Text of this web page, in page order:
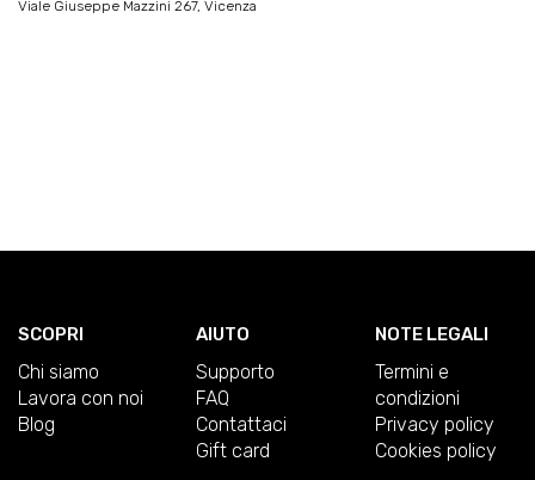
Viale Giuseppe Mazzini 267, Vicenza
SCOPRI
Chi siamo
Lavora con noi
Blog
AIUTO
Supporto
FAQ
Contattaci
Gift card
NOTE LEGALI
Termini e
condizioni
Privacy policy
Cookies policy